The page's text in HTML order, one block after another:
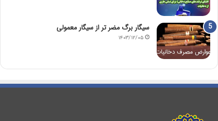
سیگار برگ مضر تر از سیگار معمولی
۱۴۰۳/۱۲/۰۵